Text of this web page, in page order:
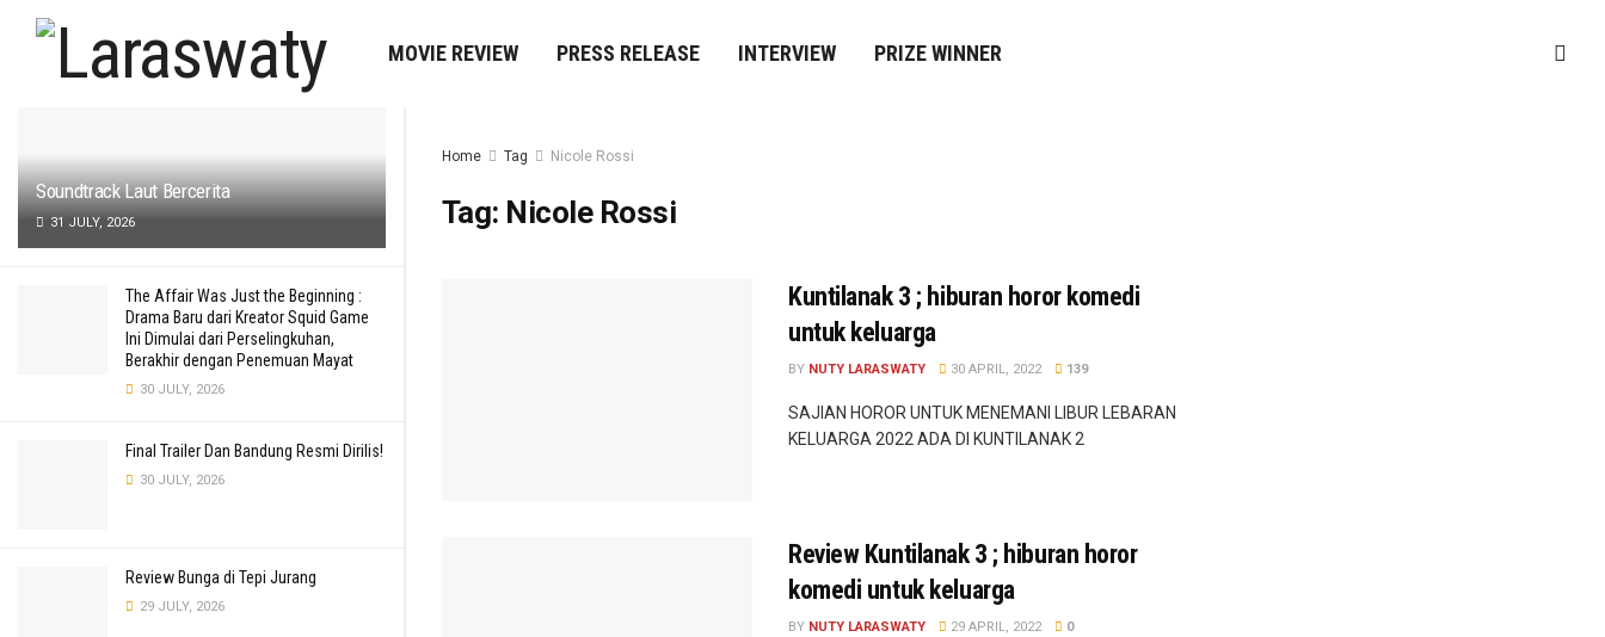
LATEST
Soundtrack Laut Bercerita
31 JULY, 2026
The Affair Was Just the Beginning :
Drama Baru dari Kreator Squid Game
Ini Dimulai dari Perselingkuhan,
Berakhir dengan Penemuan Mayat
30 JULY, 2026
Final Trailer Dan Bandung Resmi Dirilis!
30 JULY, 2026
Review Bunga di Tepi Jurang
29 JULY, 2026
MOVIE REVIEW PRESS RELEASE INTERVIEW PRIZE WINNER
Home Tag Nicole Rossi
Tag: Nicole Rossi
Kuntilanak 3 ; hiburan horor komedi
untuk keluarga
BY NUTY LARASWATY 30 APRIL, 2022 139
SAJIAN HOROR UNTUK MENEMANI LIBUR LEBARAN
KELUARGA 2022 ADA DI KUNTILANAK 2
Review Kuntilanak 3 ; hiburan horor
komedi untuk keluarga
BY NUTY LARASWATY 29 APRIL, 2022 0